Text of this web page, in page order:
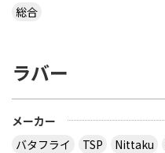
総合
ラバー
メーカー
バタフライ
TSP Nittaku